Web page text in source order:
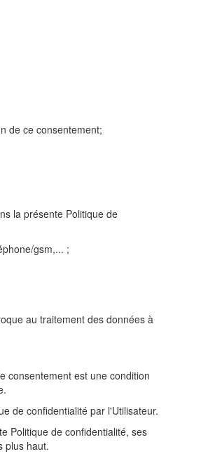
de ce consentement;
la présente Politique de
gsm,... ;
au traitement des données à
consentement est une condition
de confidentialité par l'Utilisateur.
Politique de confidentialité, ses
plus haut.